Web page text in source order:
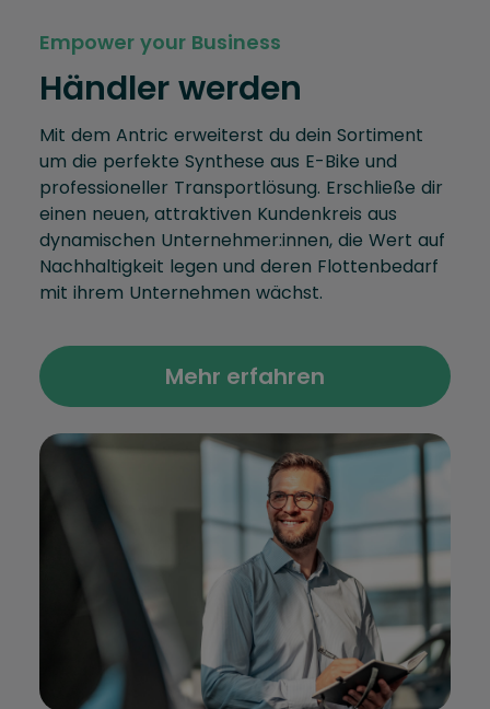
Empower your Business
Händler werden
Mit dem Antric erweiterst du dein Sortiment
um die perfekte Synthese aus E-Bike und
professioneller Transportlösung. Erschließe dir
einen neuen, attraktiven Kundenkreis aus
dynamischen Unternehmer:innen, die Wert auf
Nachhaltigkeit legen und deren Flottenbedarf
mit ihrem Unternehmen wächst.
Mehr erfahren